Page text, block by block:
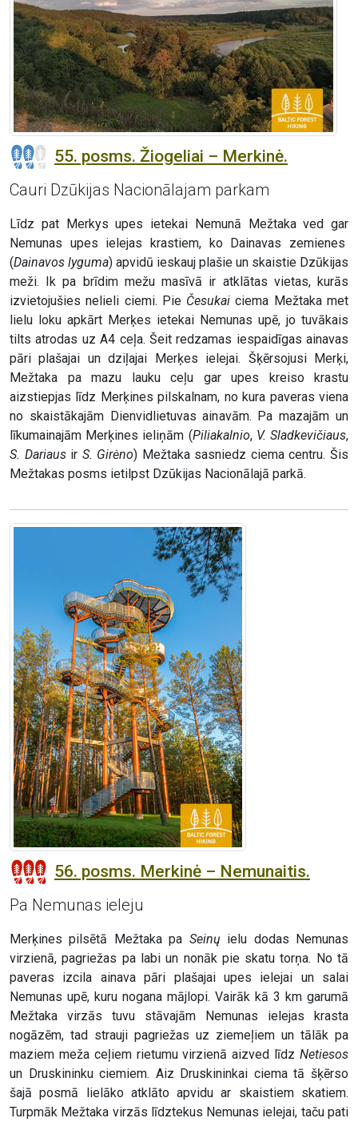
55. posms. Žiogeliai – Merkinė.
Cauri Dzūkijas Nacionālajam parkam
Līdz pat Merkys upes ietekai Nemunā Mežtaka ved gar
Nemunas upes ielejas krastiem, ko Dainavas zemienes
(Dainavos lyguma) apvidū ieskauj plašie un skaistie Dzūkijas
meži. Ik pa brīdim mežu masīvā ir atklātas vietas, kurās
izvietojušies nelieli ciemi. Pie Česukai ciema Mežtaka met
lielu loku apkārt Merķes ietekai Nemunas upē, jo tuvākais
tilts atrodas uz A4 ceļa. Šeit redzamas iespaidīgas ainavas
pāri plašajai un dziļajai Merķes ielejai. Šķērsojusi Merķi,
Mežtaka pa mazu lauku ceļu gar upes kreiso krastu
aizstiepjas līdz Merķines pilskalnam, no kura paveras viena
no skaistākajām Dienvidlietuvas ainavām. Pa mazajām un
līkumainajām Merķines ieliņām (Piliakalnio, V. Sladkevičiaus,
S. Dariausir S. Girėno) Mežtaka sasniedz ciema centru. Šis
Mežtakas posms ietilpst Dzūkijas Nacionālajā parkā.
56. posms. Merkinė – Nemunaitis.
Pa Nemunas ieleju
Merķines pilsētā Mežtaka pa Seinų ielu dodas Nemunas
virzienā, pagriežas pa labi un nonāk pie skatu torņa. No tā
paveras izcila ainava pāri plašajai upes ielejai un salai
Nemunas upē, kuru nogana mājlopi. Vairāk kā 3 km garumā
Mežtaka virzās tuvu stāvajām Nemunas ielejas krasta
nogāzēm, tad strauji pagriežas uz ziemeļiem un tālāk pa
maziem meža ceļiem rietumu virzienā aizved līdz Netiesos
un Druskininku ciemiem. Aiz Druskininkai ciema tā šķērso
šajā posmā lielāko atklāto apvidu ar skaistiem skatiem.
Turpmāk Mežtaka virzās līdztekus Nemunas ielejai, taču pati